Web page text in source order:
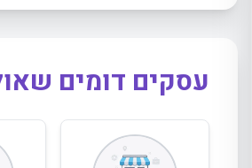
עסקים דומים